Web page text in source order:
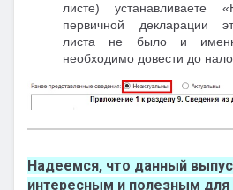
листе) устанавливаете
первичной декларации
листа не было и
необходимо довести до
Надеемся, что данный
интересным и полезным для